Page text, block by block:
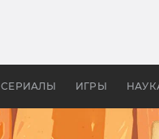
СЕРИАЛЫ ИГРЫ
бы